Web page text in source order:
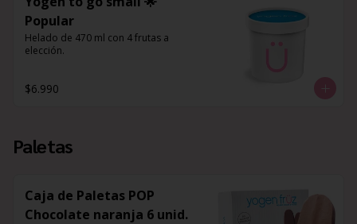
Popular
Helado de 470 ml con 4 frutas a
elección.
$6.990
Paletas
Caja de Paletas POP
Chocolate naranja 6 unid.